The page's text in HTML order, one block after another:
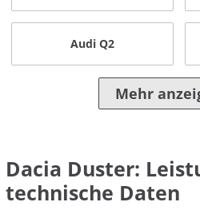
Audi Q2
Mehr
Dacia Duster:
technische Daten